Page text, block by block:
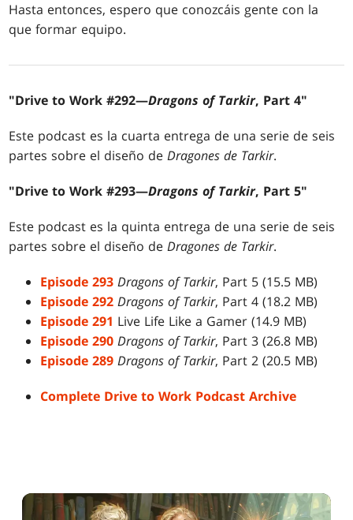
Hasta entonces, espero que conozcáis gente con la
que formar equipo.
"Drive to Work #292—Dragons of Tarkir, Part 4"
Este podcast es la cuarta entrega de una serie de seis
partes sobre el diseño deDragones de Tarkir.
"Drive to Work #293—Dragons of Tarkir, Part 5"
Este podcast es la quinta entrega de una serie de seis
partes sobre el diseño deDragones de Tarkir.
Episode 293 Dragons of Tarkir, Part 5 (15.5 MB)
Episode 292 Dragons of Tarkir, Part 4 (18.2 MB)
Episode 291 Live Life Like a Gamer (14.9 MB)
Episode 290 Dragons of Tarkir, Part 3 (26.8 MB)
Episode 289 Dragons of Tarkir, Part 2 (20.5 MB)
Complete Drive to Work Podcast Archive